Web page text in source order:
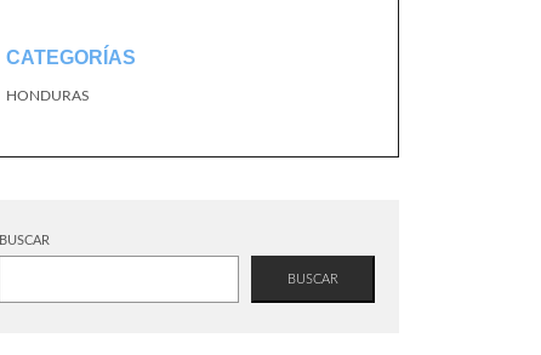
CATEGORÍAS
HONDURAS
BUSCAR
BUSCAR